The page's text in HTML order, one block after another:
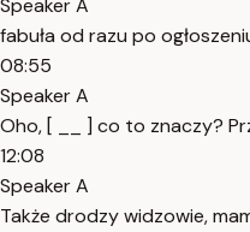
Speaker A
fabuła od razu po
08:55
Speaker A
Oho, [ __ ] co to znaczy?
12:08
Speaker A
Także drodzy widzowie,